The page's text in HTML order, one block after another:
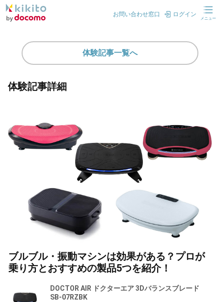
お問い合わせ窓口 ログイン
メニュー
体験記事一覧へ
体験記事詳細
ブルブル・振動マシンは効果がある？プロが
乗り方とおすすめの製品5つを紹介！
DOCTOR AIR ドクターエア 3Dバランスブレード
SB-07RZBK